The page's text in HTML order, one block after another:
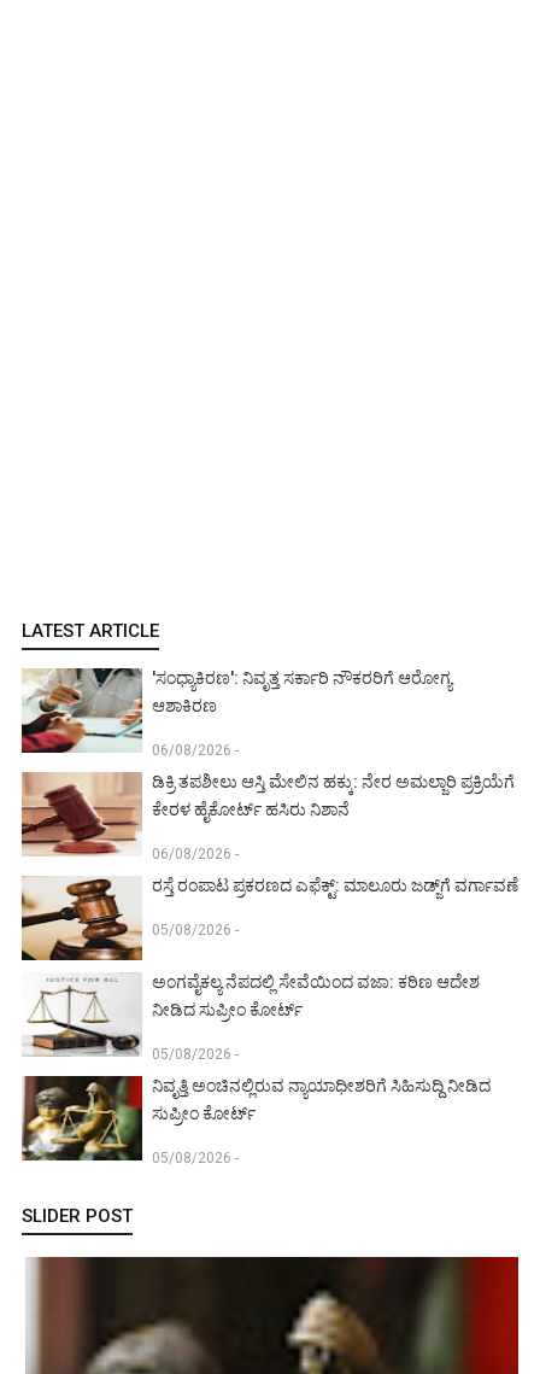
LATEST ARTICLE
'ಸಂಧ್ಯಾಕಿರಣ': ನಿವೃತ್ತ ಸರ್ಕಾರಿ ನೌಕರರಿಗೆ ಆರೋಗ್ಯ
ಆಶಾಕಿರಣ
06/08/2026 -
ಡಿಕ್ರಿ ತಪಶೀಲು ಆಸ್ತಿ ಮೇಲಿನ ಹಕ್ಕು: ನೇರ ಅಮಲ್ಜಾರಿ ಪ್ರಕ್ರಿಯೆಗೆ
ಕೇರಳ ಹೈಕೋರ್ಟ್ ಹಸಿರು ನಿಶಾನೆ
06/08/2026 -
ರಸ್ತೆ ರಂಪಾಟ ಪ್ರಕರಣದ ಎಫೆಕ್ಟ್‌: ಮಾಲೂರು ಜಡ್ಜ್‌ಗೆ ವರ್ಗಾವಣೆ
05/08/2026 -
ಅಂಗವೈಕಲ್ಯ ನೆಪದಲ್ಲಿ ಸೇವೆಯಿಂದ ವಜಾ: ಕಠಿಣ ಆದೇಶ
ನೀಡಿದ ಸುಪ್ರೀಂ ಕೋರ್ಟ್‌
05/08/2026 -
ನಿವೃತ್ತಿ ಅಂಚಿನಲ್ಲಿರುವ ನ್ಯಾಯಾಧೀಶರಿಗೆ ಸಿಹಿಸುದ್ದಿ ನೀಡಿದ
ಸುಪ್ರೀಂ ಕೋರ್ಟ್‌
05/08/2026 -
SLIDER POST